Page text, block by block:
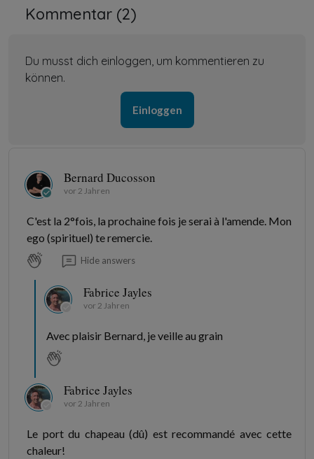
Kommentar (2)
Du musst dich einloggen, um kommentieren zu
können.
Einloggen
Bernard Ducosson
vor 2 Jahren
C'est la 2°fois, la prochaine fois je serai à l'amende. Mon
ego (spirituel) te remercie.
Hide answers
Fabrice Jayles
vor 2 Jahren
Avec plaisir Bernard, je veille au grain
Fabrice Jayles
vor 2 Jahren
Le port du chapeau (dû) est recommandé avec cette
chaleur!